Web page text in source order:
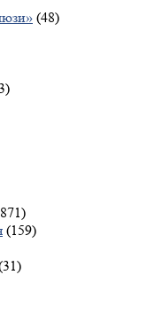
(48)
(159)